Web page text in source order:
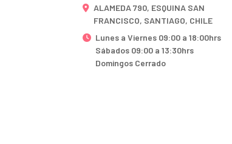
ALAMEDA 790, ESQUINA SAN
FRANCISCO, SANTIAGO, CHILE
Lunes a Viernes 09:00 a 18:00hrs
Sábados 09:00 a 13:30hrs
Domingos Cerrado